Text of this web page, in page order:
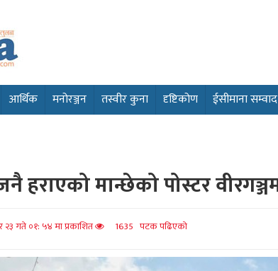
आर्थिक मनोरञ्जन तस्वीर कुना दृष्टिकोण ईसीमाना सम्वाद
हराएको मान्छेको पोस्टर
गते ०१: ५४ मा प्रकाशित 1635 पटक पढिएको